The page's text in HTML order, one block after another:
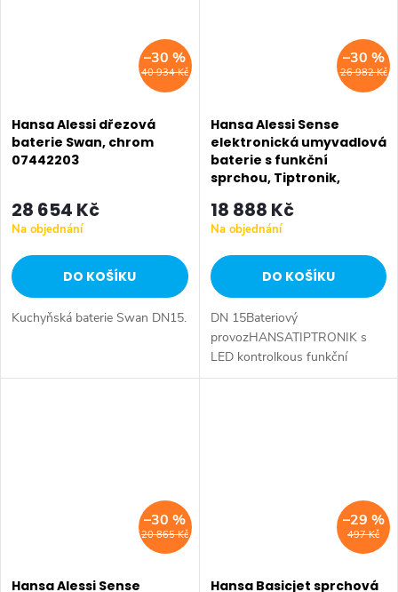
40 934 Kč
–30 %
Hansa Alessi dřezová
baterie Swan, chrom
07442203
28 654 Kč
Na objednání
DO KOŠÍKU
Kuchyňská baterie Swan DN15.
26 982 Kč
–30 %
Hansa Alessi Sense
elektronická umyvadlová
baterie s funkční
sprchou, Tiptronik,
18 888 Kč
Na objednání
DO KOŠÍKU
DN 15Bateriový
provozHANSATIPTRONIK s
LED kontrolkous funkční
sprchou s dálkovým
20 865 Kč
–30 %
Hansa Alessi Sense
497 Kč
–29 %
Hansa Basicjet sprchová